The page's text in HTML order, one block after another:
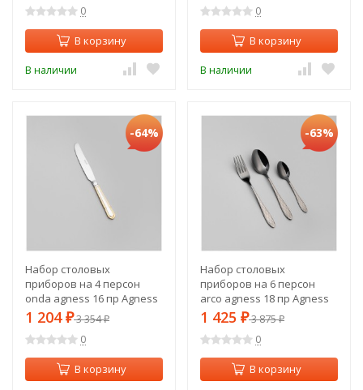
0
В корзину
В наличии
0
В корзину
В наличии
-64%
Набор столовых
приборов на 4 персон
onda agness 16 пр Agness
(942-548)
1 204 ₽3 354₽
0
В корзину
-63%
Набор столовых
приборов на 6 персон
arco agness 18 пр Agness
(942-565)
1 425 ₽3 875₽
0
В корзину